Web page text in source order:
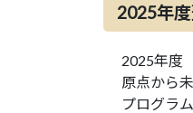
2025年
2025年度
原点から
プログラ